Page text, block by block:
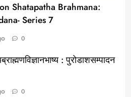
Shatapatha Brahmana:
Series 7
0
: पुरोडाशसम्पादन
0